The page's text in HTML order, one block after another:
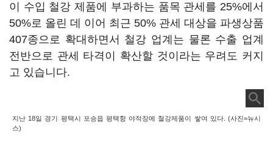
이 수입 철강 제품에 부과하는 품목 관세를 25%에서
50%로 올린 데 이어 최근 50% 관세 대상을 파생상품
407종으로 확대하면서 철강 업계는 물론 수출 업계
전반으로 관세 타격이 확산할 것이라는 우려도 커지
고 있습니다.
지난 18일 경기 평택시 포승읍 평택항 야적장에 철강제품이 쌓여 있다. (사진=뉴시
스)